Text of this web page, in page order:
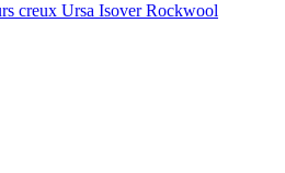
creux Ursa IsoverRockwool